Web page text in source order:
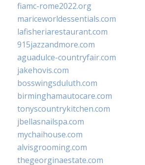
fiamc-rome2022.org
mariceworldessentials.com
lafisheriarestaurant.com
915jazzandmore.com
aguadulce-countryfair.com
jakehovis.com
bosswingsduluth.com
birminghamautocare.com
tonyscountrykitchen.com
jbellasnailspa.com
mychaihouse.com
alvisgrooming.com
thegeorginaestate.com